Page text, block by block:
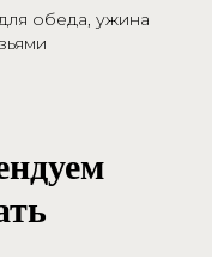
обеда, ужина